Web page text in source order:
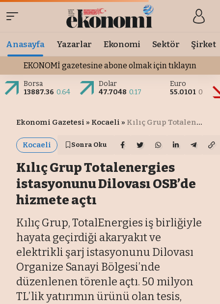
Anasayfa Yazarlar Ekonomi Sektör Şirket
EKONOMİ gazetesine abone olmak için tıklayın
Borsa
13887.36 0.64
Dolar
47.7048 0.17
Euro
55.0101 0
Ekonomi Gazetesi » Kocaeli » Kılıç Grup Totalenergies istasyonunu Dilovası OSB’de hizmete açtı
Kocaeli Sonra Oku
Kılıç Grup Totalenergies
istasyonunu Dilovası OSB’de
hizmete açtı
Kılıç Grup, TotalEnergies iş birliğiyle
hayata geçirdiği akaryakıt ve
elektrikli şarj istasyonunu Dilovası
Organize Sanayi Bölgesi’nde
düzenlenen törenle açtı. 50 milyon
TL’lik yatırımın ürünü olan tesis,